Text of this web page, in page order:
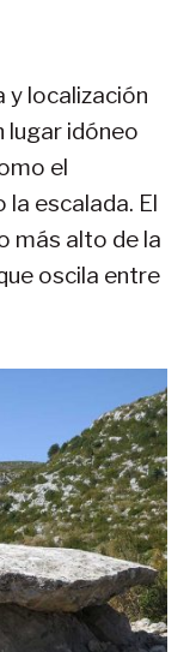
y localización
lugar idóneo
el
la escalada. El
más alto de la
oscila entre